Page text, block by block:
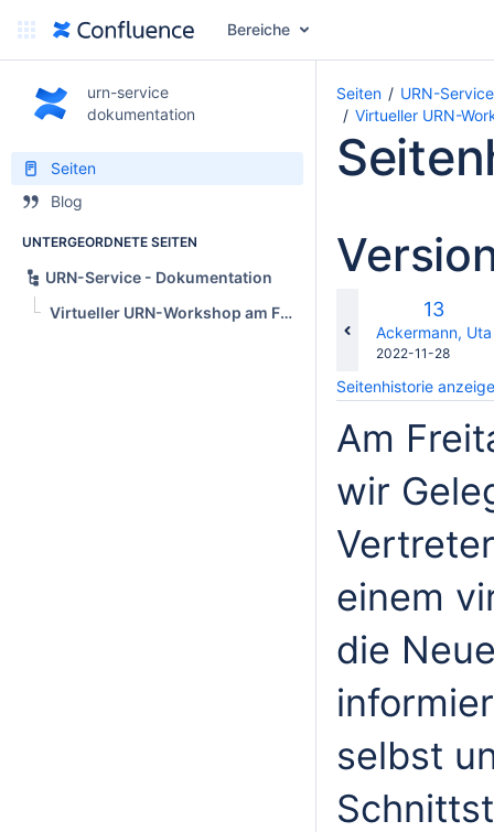
Bereiche
urn-service
dokumentation
Seiten
Blog
UNTERGEORDNETE SEITEN
URN-Service - Dokumentation
Virtueller URN-Workshop am Freitag, 18. November 2022
Seiten
URN-
Virtueller URN-
Alte
Version
13
Ackermann, Uta
Gespeichert
2022-11-28
Seitenhistorie
Am
wir
einem
die
selbst